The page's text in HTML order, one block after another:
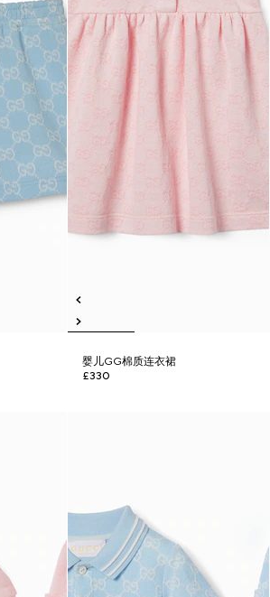
婴儿GG棉质连衣裙
£330